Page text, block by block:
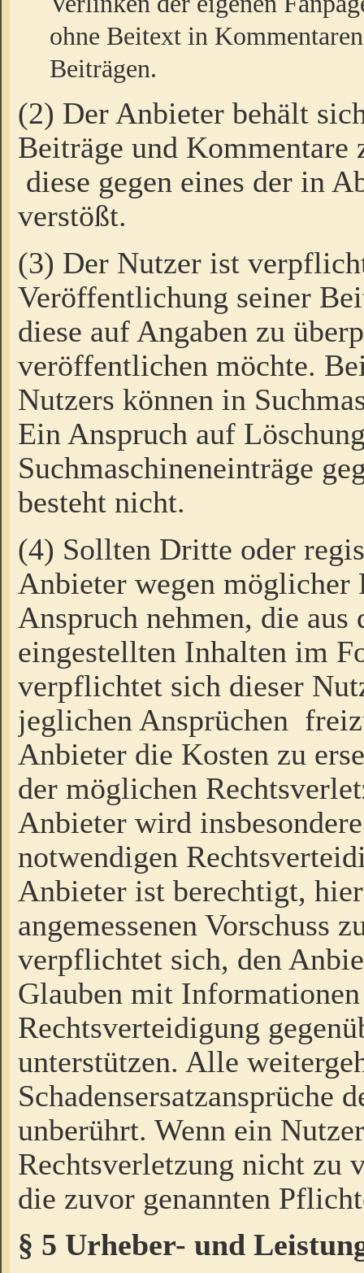
ohne Beitext in
Beiträgen.
(2) Der Anbieter behält
Beiträge und Kommentare
diese gegen eines der in
verstößt.
(3) Der Nutzer ist
Veröffentlichung seiner
diese auf Angaben zu
veröffentlichen möchte.
Nutzers können in
Ein Anspruch auf
Suchmaschineneinträge
besteht nicht.
(4) Sollten Dritte oder
Anbieter wegen möglicher
Anspruch nehmen, die
eingestellten Inhalten im
verpflichtet sich dieser
jeglichen Ansprüchen
Anbieter die Kosten zu
der möglichen
Anbieter wird
notwendigen
Anbieter ist berechtigt,
angemessenen Vorschuss
verpflichtet sich, den
Glauben mit
Rechtsverteidigung
unterstützen. Alle
Schadensersatzansprüche
unberührt. Wenn ein
Rechtsverletzung nicht zu
die zuvor genannten
§ 5 Urheber- und